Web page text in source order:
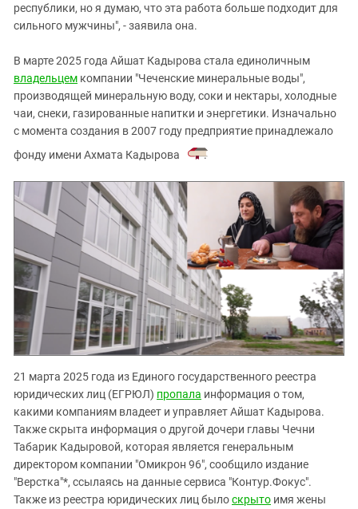
республики, но я думаю, что эта работа больше подходит для
сильного мужчины", - заявила она.
В марте 2025 года Айшат Кадырова стала единоличным
владельцем компании "Чеченские минеральные воды",
производящей минеральную воду, соки и нектары, холодные
чаи, снеки, газированные напитки и энергетики. Изначально
с момента создания в 2007 году предприятие принадлежало
фонду имени Ахмата Кадырова
.
21 марта 2025 года из Единого государственного реестра
юридических лиц (ЕГРЮЛ) пропала информация о том,
какими компаниям владеет и управляет Айшат Кадырова.
Также скрыта информация о другой дочери главы Чечни
Табарик Кадыровой, которая является генеральным
директором компании "Омикрон 96", сообщило издание
"Верстка"*, ссылаясь на данные сервиса "Контур.Фокус".
Также из реестра юридических лиц былоскрыто имя жены